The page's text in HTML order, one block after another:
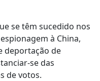
se têm sucedido nos
à China,
deportação de
se das
de votos.